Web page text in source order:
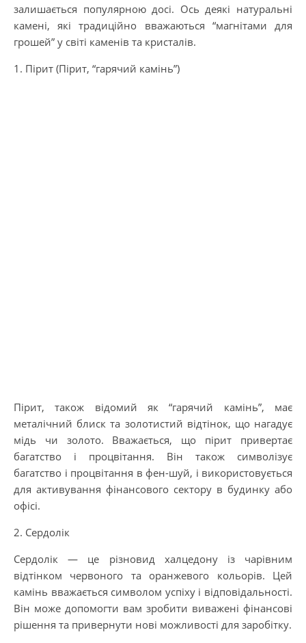
залишається популярною досі. Ось деякі натуральні
камені, які традиційно вважаються “магнітами для
грошей” у світі каменів та кристалів.
1. Пірит (Пірит, “гарячий камінь”)
Пірит, також відомий як “гарячий камінь”, має
металічний блиск та золотистий відтінок, що нагадує
мідь чи золото. Вважається, що пірит привертає
багатство і процвітання. Він також символізує
багатство і процвітання в фен-шуй, і використовується
для активування фінансового сектору в будинку або
офісі.
2. Сердолік
Сердолік — це різновид халцедону із чарівним
відтінком червоного та оранжевого кольорів. Цей
камінь вважається символом успіху і відповідальності.
Він може допомогти вам зробити виважені фінансові
рішення та привернути нові можливості для заробітку.